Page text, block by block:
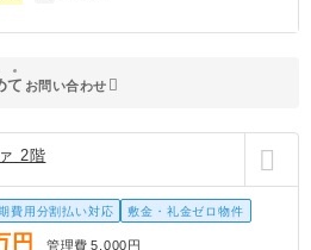
て お問い合わせ
2階
費用分割払い対応 敷金・礼金ゼロ物件
円 管理費 5,000円